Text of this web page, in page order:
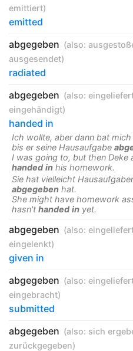
emittiert)
emitted
abgegeben (also:
ausgesendet)
radiated
abgegeben (also:
eingehändigt)
handed in
Ich wollte, aber dann bat
bis er seine Hausaufgabe
I was going to, but then Deke
handed in his homework.
Sie hat vielleicht
abgegeben hat.
She might have homework
hasn't handed in yet.
abgegeben (also:
eingelenkt)
given in
abgegeben (also:
eingebracht)
submitted
abgegeben (also: sich
zurückgegeben)